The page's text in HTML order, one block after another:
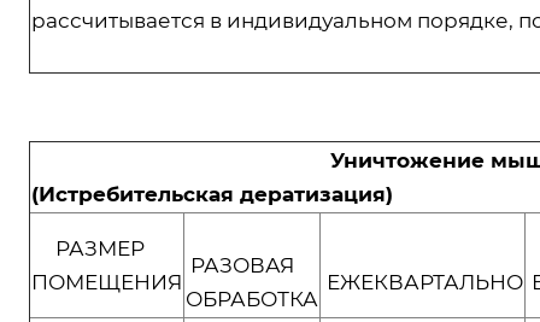
рассчитывается в индивидуальном порядке,
Уничтожение
(Истребительская дератизация)
РАЗМЕР
ПОМЕЩЕНИЯ
РАЗОВАЯ
ОБРАБОТКА
ЕЖЕКВАРТАЛЬНО